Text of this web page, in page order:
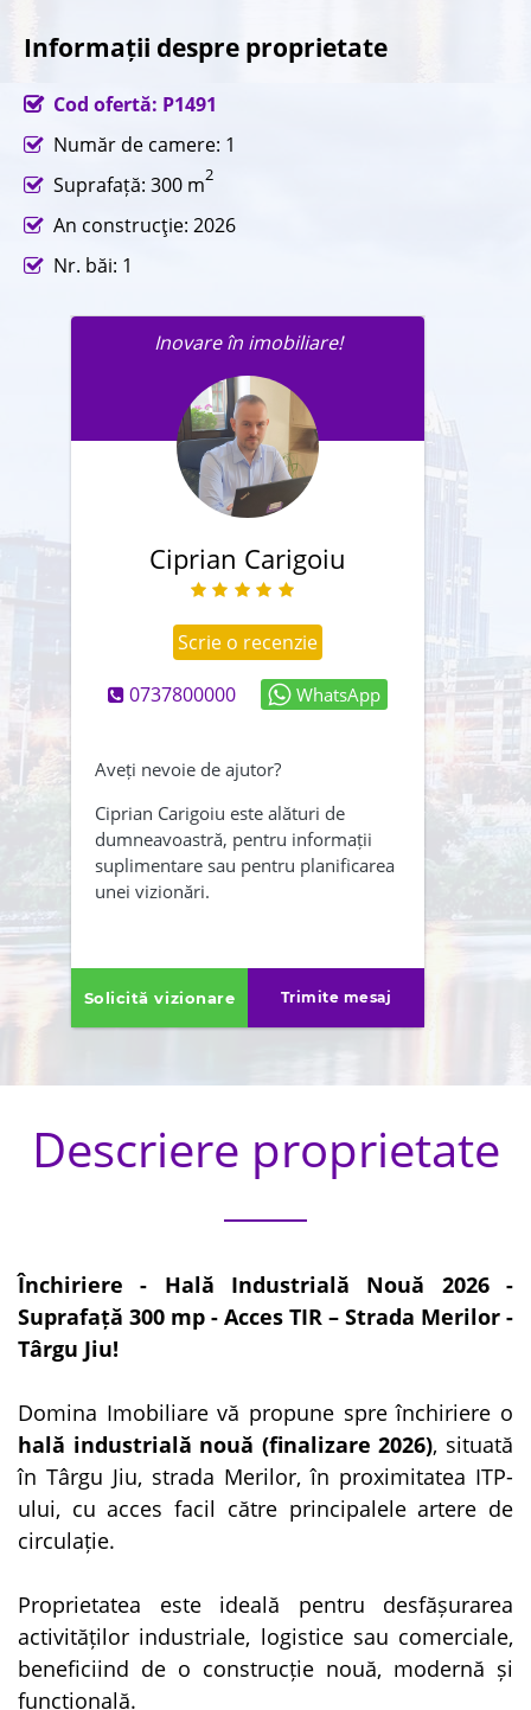
Informații despre proprietate
Cod ofertă: P1491
Număr de camere: 1
Suprafață: 300 m2
An construcţie: 2026
Nr. băi: 1
Inovare în imobiliare!
Ciprian Carigoiu
Scrie o recenzie
0737800000
WhatsApp
Aveți nevoie de ajutor?
Ciprian Carigoiu este alături de
dumneavoastră, pentru informații
suplimentare sau pentru planificarea
unei vizionări.
Solicită vizionare Trimite mesaj
Trimite un mesaj agentului în
legatură cu această proprietate.
Abonează-mă și la newsletter
Creează-mi și un cont
Am citit și sunt de acord cu
termenii și conditiile
,
Politica de confidentialitate
Descriere proprietate
Închiriere - Hală Industrială Nouă 2026 -
Suprafață 300 mp - Acces TIR – Strada Merilor -
Târgu Jiu!
Domina Imobiliare vă propune spre închiriere o
hală industrială nouă (finalizare 2026), situată
în Târgu Jiu, strada Merilor, în proximitatea ITP-
ului, cu acces facil către principalele artere de
circulație.
Proprietatea este ideală pentru desfășurarea
activităților industriale, logistice sau comerciale,
beneficiind de o construcție nouă, modernă și
funcțională.